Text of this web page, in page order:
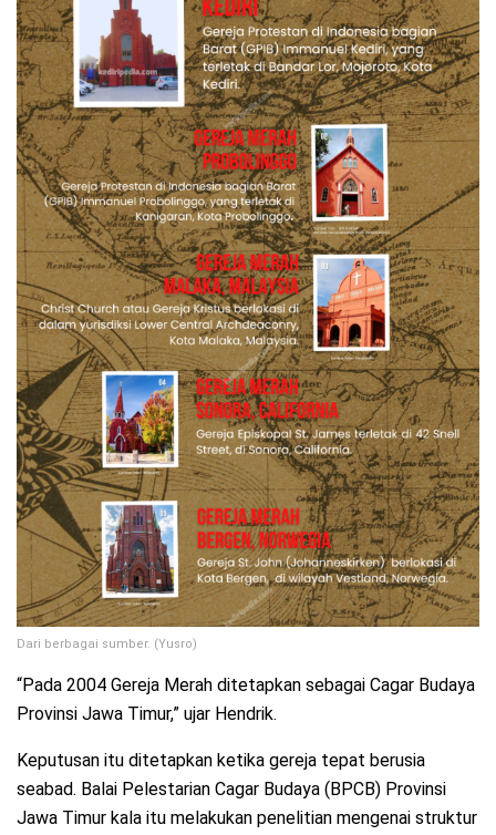
Dari berbagai sumber. (Yusro)
“Pada 2004 Gereja Merah ditetapkan sebagai Cagar Budaya
Provinsi Jawa Timur,” ujar Hendrik.
Keputusan itu ditetapkan ketika gereja tepat berusia
seabad. Balai Pelestarian Cagar Budaya (BPCB) Provinsi
Jawa Timur kala itu melakukan penelitian mengenai struktur